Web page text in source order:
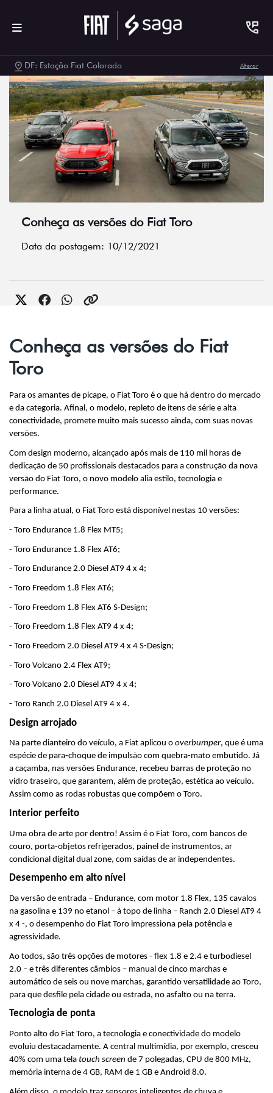
DF: Estação Fiat Colorado Alterar
Conheça as versões do Fiat Toro
Data da postagem: 10/12/2021
Conheça as versões do Fiat
Toro
Para os amantes de picape, o Fiat Toro é o que há dentro do mercado
e da categoria. Afinal, o modelo, repleto de itens de série e alta
conectividade, promete muito mais sucesso ainda, com suas novas
versões.
Com design moderno, alcançado após mais de 110 mil horas de
dedicação de 50 profissionais destacados para a construção da nova
versão do Fiat Toro, o novo modelo alia estilo, tecnologia e
performance.
Para a linha atual, o Fiat Toro está disponível nestas 10 versões:
- Toro Endurance 1.8 Flex MT5;
- Toro Endurance 1.8 Flex AT6;
- Toro Endurance 2.0 Diesel AT9 4 x 4;
- Toro Freedom 1.8 Flex AT6;
- Toro Freedom 1.8 Flex AT6 S-Design;
- Toro Freedom 1.8 Flex AT9 4 x 4;
- Toro Freedom 2.0 Diesel AT9 4 x 4 S-Design;
- Toro Volcano 2.4 Flex AT9;
- Toro Volcano 2.0 Diesel AT9 4 x 4;
- Toro Ranch 2.0 Diesel AT9 4 x 4.
Design arrojado
Na parte dianteiro do veículo, a Fiat aplicou o overbumper, que é uma
espécie de para-choque de impulsão com quebra-mato embutido. Já
a caçamba, nas versões Endurance, recebeu barras de proteção no
vidro traseiro, que garantem, além de proteção, estética ao veículo.
Assim como as rodas robustas que compõem o Toro.
Interior perfeito
Uma obra de arte por dentro! Assim é o Fiat Toro, com bancos de
couro, porta-objetos refrigerados, painel de instrumentos, ar
condicional digital dual zone, com saídas de ar independentes.
Desempenho em alto nível
Da versão de entrada – Endurance, com motor 1.8 Flex, 135 cavalos
na gasolina e 139 no etanol – à topo de linha – Ranch 2.0 Diesel AT9 4
x 4 -, o desempenho do Fiat Toro impressiona pela potência e
agressividade.
Ao todos, são três opções de motores - flex 1.8 e 2.4 e turbodiesel
2.0 – e três diferentes câmbios – manual de cinco marchas e
automático de seis ou nove marchas, garantido versatilidade ao Toro,
para que desfile pela cidade ou estrada, no asfalto ou na terra.
Tecnologia de ponta
Ponto alto do Fiat Toro, a tecnologia e conectividade do modelo
evoluiu destacadamente. A central multimídia, por exemplo, cresceu
40% com uma tela touch screen de 7 polegadas, CPU de 800 MHz,
memória interna de 4 GB, RAM de 1 GB e Android 8.0.